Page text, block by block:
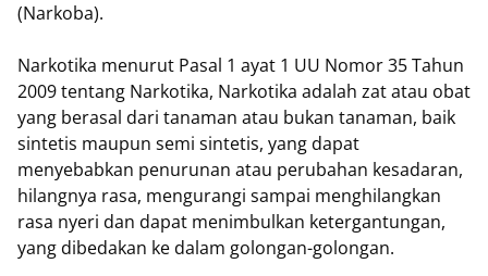
(Narkoba).
Narkotika menurut Pasal 1 ayat 1 UU Nomor 35 Tahun
2009 tentang Narkotika, Narkotika adalah zat atau obat
yang berasal dari tanaman atau bukan tanaman, baik
sintetis maupun semi sintetis, yang dapat
menyebabkan penurunan atau perubahan kesadaran,
hilangnya rasa, mengurangi sampai menghilangkan
rasa nyeri dan dapat menimbulkan ketergantungan,
yang dibedakan ke dalam golongan-golongan.